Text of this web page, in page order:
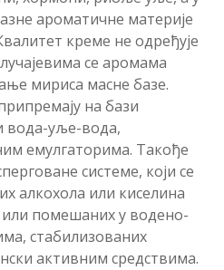
ароматичне материје
креме не одређује
се аромама
мириса масне базе.
на бази
вода-уље-вода,
емулгаторима. Такође
системе, који се
алкохола или киселина
помешаних у водено-
стабилизованих
активним средствима.